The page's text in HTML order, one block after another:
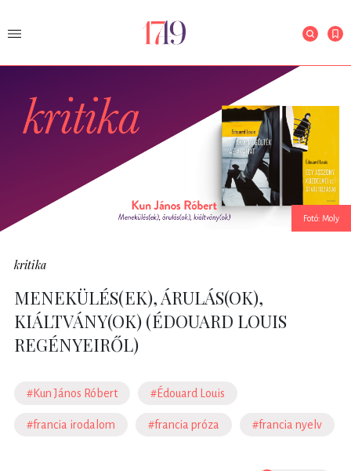
Fotó: Moly
kritika
MENEKÜLÉS(EK), ÁRULÁS(OK),
KIÁLTVÁNY(OK) (ÉDOUARD LOUIS
REGÉNYEIRŐL)
#Kun János Róbert #Édouard Louis
#francia irodalom #francia próza #francia nyelv